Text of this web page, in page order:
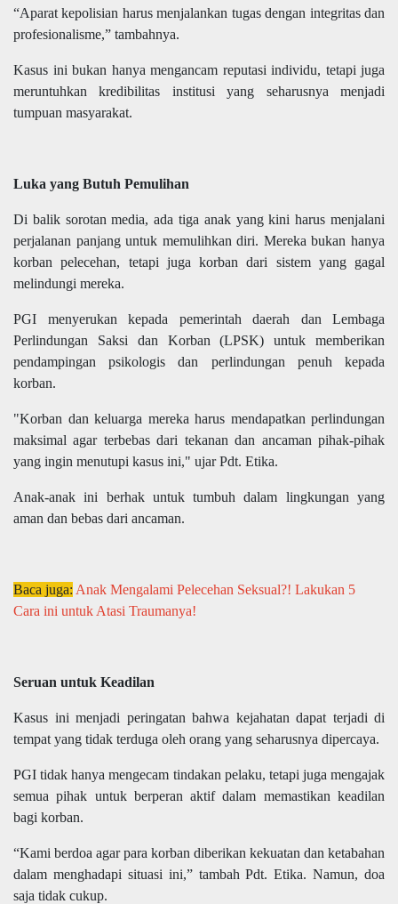
“Aparat kepolisian harus menjalankan tugas dengan integritas dan
profesionalisme,” tambahnya.
Kasus ini bukan hanya mengancam reputasi individu, tetapi juga
meruntuhkan kredibilitas institusi yang seharusnya menjadi
tumpuan masyarakat.
Luka yang Butuh Pemulihan
Di balik sorotan media, ada tiga anak yang kini harus menjalani
perjalanan panjang untuk memulihkan diri. Mereka bukan hanya
korban pelecehan, tetapi juga korban dari sistem yang gagal
melindungi mereka.
PGI menyerukan kepada pemerintah daerah dan Lembaga
Perlindungan Saksi dan Korban (LPSK) untuk memberikan
pendampingan psikologis dan perlindungan penuh kepada
korban.
"Korban dan keluarga mereka harus mendapatkan perlindungan
maksimal agar terbebas dari tekanan dan ancaman pihak-pihak
yang ingin menutupi kasus ini," ujar Pdt. Etika.
Anak-anak ini berhak untuk tumbuh dalam lingkungan yang
aman dan bebas dari ancaman.
Baca juga: Anak Mengalami Pelecehan Seksual?! Lakukan 5
Cara ini untuk Atasi Traumanya!
Seruan untuk Keadilan
Kasus ini menjadi peringatan bahwa kejahatan dapat terjadi di
tempat yang tidak terduga oleh orang yang seharusnya dipercaya.
PGI tidak hanya mengecam tindakan pelaku, tetapi juga mengajak
semua pihak untuk berperan aktif dalam memastikan keadilan
bagi korban.
“Kami berdoa agar para korban diberikan kekuatan dan ketabahan
dalam menghadapi situasi ini,” tambah Pdt. Etika. Namun, doa
saja tidak cukup.